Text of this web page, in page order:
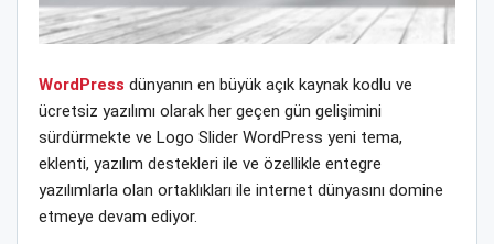
WordPress dünyanın en büyük açık kaynak kodlu ve
ücretsiz yazılımı olarak her geçen gün gelişimini
sürdürmekte ve Logo Slider WordPress yeni tema,
eklenti, yazılım destekleri ile ve özellikle entegre
yazılımlarla olan ortaklıkları ile internet dünyasını domine
etmeye devam ediyor.